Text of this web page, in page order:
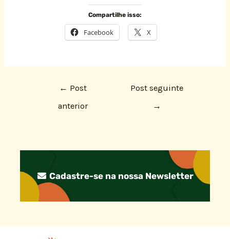
Compartilhe isso:
Facebook X
← Post
anterior
Post seguinte
→
Cadastre-se na nossa Newsletter